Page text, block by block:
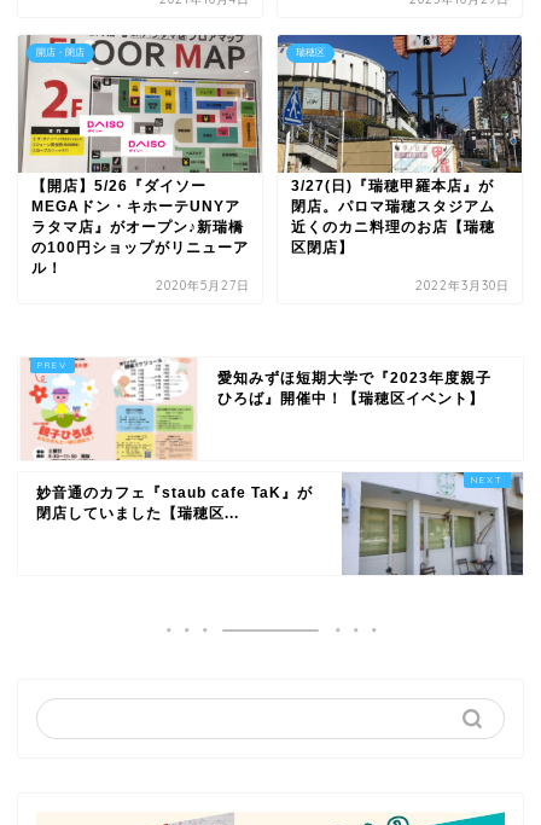
開店・閉店
【開店】5/26『ダイソー
MEGAドン・キホーテUNYア
ラタマ店』がオープン♪新瑞橋
の100円ショップがリニューア
ル！
2020年5月27日
瑞穂区
3/27(日)『瑞穂甲羅本店』が
閉店。パロマ瑞穂スタジアム
近くのカニ料理のお店【瑞穂
区閉店】
2022年3月30日
愛知みずほ短期大学で『2023年度親子
ひろば』開催中！【瑞穂区イベント】
妙音通のカフェ『staub cafe TaK』が
閉店していました【瑞穂区...